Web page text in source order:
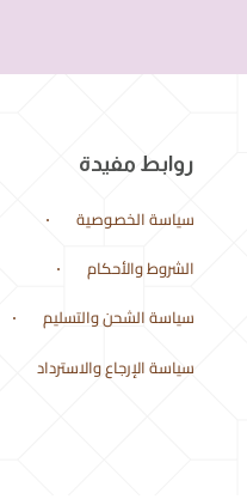
روابط مفيدة
سياسة الخصوصية
الشروط والأحكام
سياسة الشحن والتسليم
سياسة الإرجاع والاسترداد